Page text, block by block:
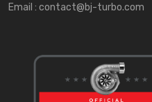
Email : contact@bj-turbo.com